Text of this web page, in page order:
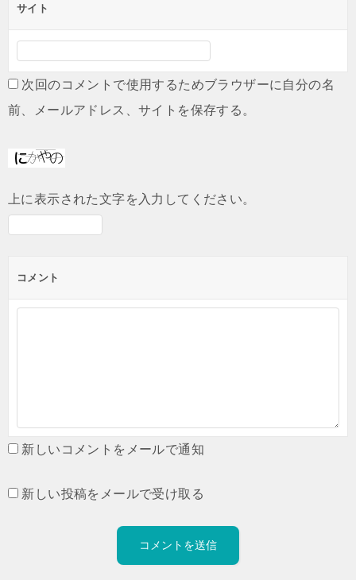
サイト
次回のコメントで使用するためブラウザーに自分の名
前、メールアドレス、サイトを保存する。
上に表示された文字を入力してください。
コメント
新しいコメントをメールで通知
新しい投稿をメールで受け取る